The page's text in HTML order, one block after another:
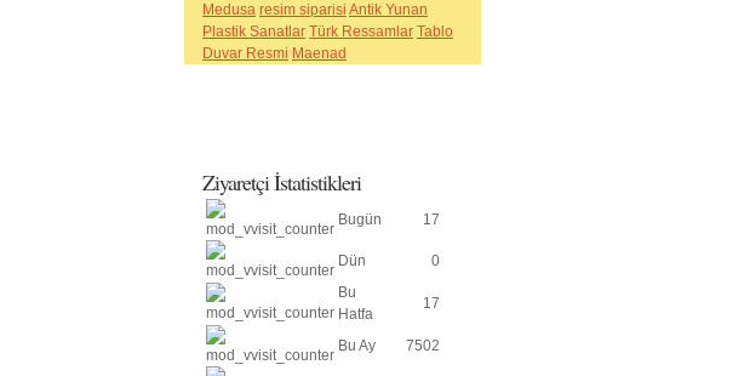
Medusa resim siparisi Antik Yunan
Plastik Sanatlar Türk Ressamlar Tablo
Duvar Resmi Maenad
Ziyaretçiİstatistikleri
Bugün 17
Dün
0
Bu
Hatfa
17
Bu Ay 7502